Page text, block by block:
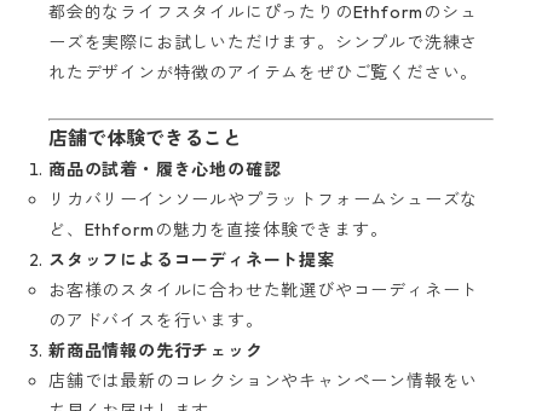
都会的なライフスタイルにぴったりのEthformのシュ
ーズを実際にお試しいただけます。シンプルで洗練さ
れたデザインが特徴のアイテムをぜひご覧ください。
店舗で体験できること
商品の試着・履き心地の確認
リカバリーインソールやプラットフォームシューズな
ど、Ethformの魅力を直接体験できます。
スタッフによるコーディネート提案
お客様のスタイルに合わせた靴選びやコーディネート
のアドバイスを行います。
新商品情報の先行チェック
店舗では最新のコレクションやキャンペーン情報をい